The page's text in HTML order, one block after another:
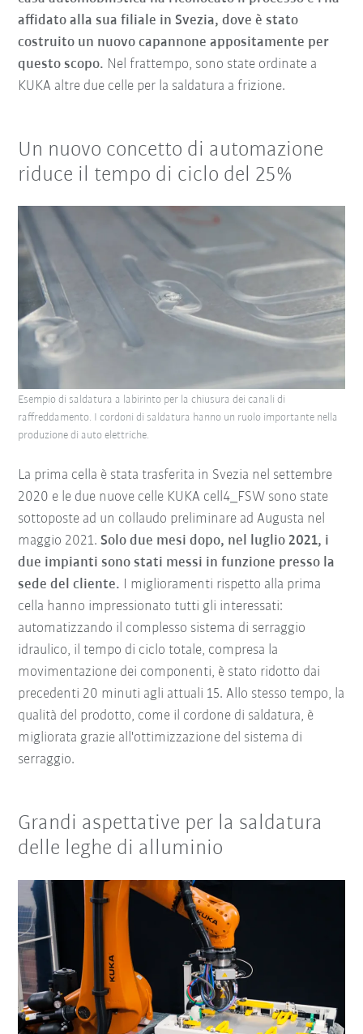
affidato alla sua filiale in Svezia, dove è stato
costruito un nuovo capannone appositamente per
questo scopo. Nel frattempo, sono state ordinate a
KUKA altre due celle per la saldatura a frizione.
Un nuovo concetto di automazione
riduce il tempo di ciclo del 25%
La prima cella è stata trasferita in Svezia nel settembre
2020 e le due nuove celle KUKA cell4_FSW sono state
sottoposte ad un collaudo preliminare ad Augusta nel
maggio 2021.Solo due mesi dopo, nel luglio 2021, i
due impianti sono stati messi in funzione presso la
sede del cliente. I miglioramenti rispetto alla prima
cella hanno impressionato tutti gli interessati:
automatizzando il complesso sistema di serraggio
idraulico, il tempo di ciclo totale, compresa la
movimentazione dei componenti, è stato ridotto dai
precedenti 20 minuti agli attuali 15. Allo stesso tempo, la
qualità del prodotto, come il cordone di saldatura, è
migliorata grazie all'ottimizzazione del sistema di
serraggio.
Esempio di saldatura a labirinto per la chiusura dei canali di
raffreddamento. I cordoni di saldatura hanno un ruolo importante nella
produzione di auto elettriche.
Grandi aspettative per la saldatura
delle leghe di alluminio